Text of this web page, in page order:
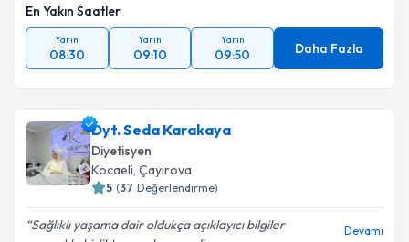
En Yakın Saatler
Yarın
08:30
Yarın
09:10
Yarın
09:50 Daha Fazla
Dyt. Seda Karakaya
Diyetisyen
Kocaeli, Çayırova
5 (37 Değerlendirme)
Sağlıklı yaşama dair oldukça açıklayıcı bilgiler
Devamı